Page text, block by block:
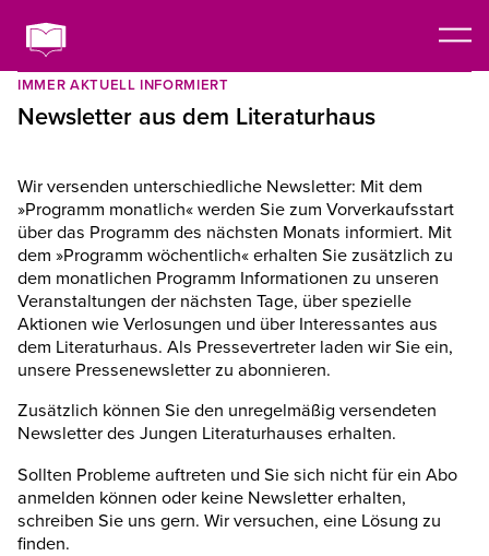
IMMER AKTUELL INFORMIERT
Newsletter aus dem Literaturhaus
Wir versenden unterschiedliche Newsletter: Mit dem
»Programm monatlich« werden Sie zum Vorverkaufsstart
über das Programm des nächsten Monats informiert. Mit
dem »Programm wöchentlich« erhalten Sie zusätzlich zu
dem monatlichen Programm Informationen zu unseren
Veranstaltungen der nächsten Tage, über spezielle
Aktionen wie Verlosungen und über Interessantes aus
dem Literaturhaus. Als Pressevertreter laden wir Sie ein,
unsere Pressenewsletter zu abonnieren.
Zusätzlich können Sie den unregelmäßig versendeten
Newsletter des Jungen Literaturhauses erhalten.
Sollten Probleme auftreten und Sie sich nicht für ein Abo
anmelden können oder keine Newsletter erhalten,
schreiben Sie uns gern. Wir versuchen, eine Lösung zu
finden.